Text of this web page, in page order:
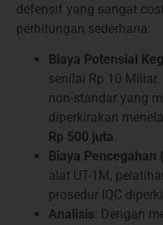
defensif yang sangat
perhitungan sederhana:
Biaya Potensial
senilai Rp 10
non-standar yang
diperkirakan
Rp 500 juta.
Biaya Pencegahan
alat UT-1M,
prosedur IQC
Analisis: Dengan